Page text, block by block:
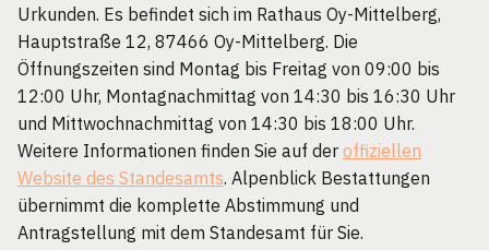
Urkunden. Es befindet sich im Rathaus Oy-Mittelberg,
Hauptstraße 12, 87466 Oy-Mittelberg. Die
Öffnungszeiten sind Montag bis Freitag von 09:00 bis
12:00 Uhr, Montagnachmittag von 14:30 bis 16:30 Uhr
und Mittwochnachmittag von 14:30 bis 18:00 Uhr.
Weitere Informationen finden Sie auf der offiziellen
Website des Standesamts. Alpenblick Bestattungen
übernimmt die komplette Abstimmung und
Antragstellung mit dem Standesamt für Sie.